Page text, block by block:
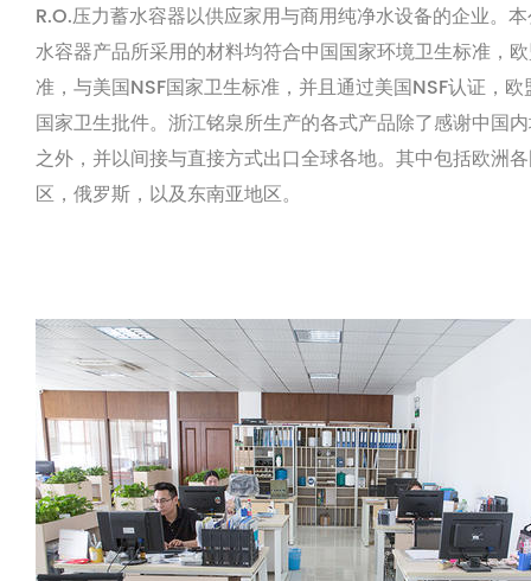
R.O.压力蓄水容器以供应家用与商用纯净水设备的企业。
水容器产品所采用的材料均符合中国国家环境卫生标准，
准，与美国NSF国家卫生标准，并且通过美国NSF认证，
国家卫生批件。浙江铭泉所生产的各式产品除了感谢中国
之外，并以间接与直接方式出口全球各地。其中包括欧洲
区，俄罗斯，以及东南亚地区。